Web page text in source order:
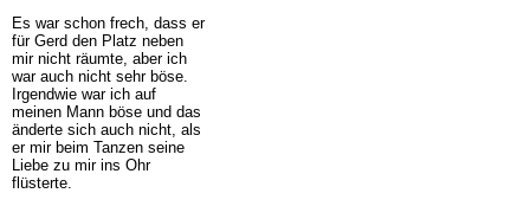
Es war schon frech, dass er
für Gerd den Platz neben
mir nicht räumte, aber ich
war auch nicht sehr böse.
Irgendwie war ich auf
meinen Mann böse und das
änderte sich auch nicht, als
er mir beim Tanzen seine
Liebe zu mir ins Ohr
flüsterte.